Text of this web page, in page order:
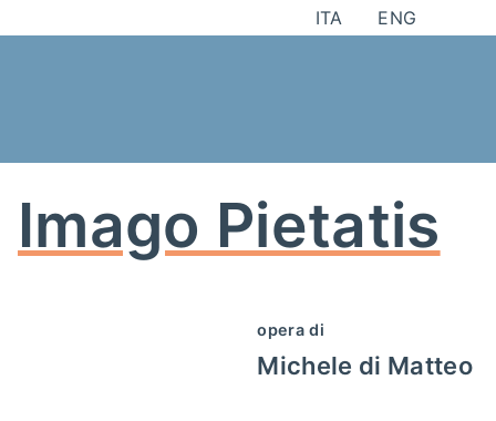
al
ITA ENG
Imago Pietatis
opera di
Michele di Matteo